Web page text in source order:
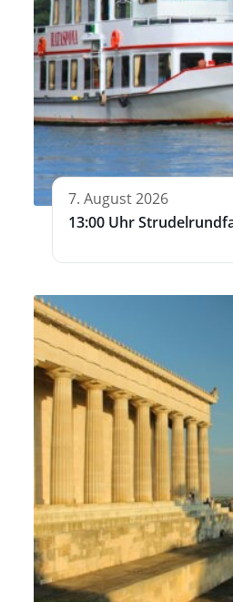
7. August 2026
13:00 Uhr